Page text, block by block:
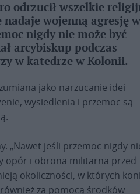
odrzucił wszelkie
wojenną agresję
nigdy nie może być
arcybiskup podczas
w katedrze w Kolonii.
jako narzucanie idei
wysiedlenia i przemoc są
„Nawet jeśli przemoc nigdy
opór i obrona militarna przed
okoliczności, w których
za pomocą środków